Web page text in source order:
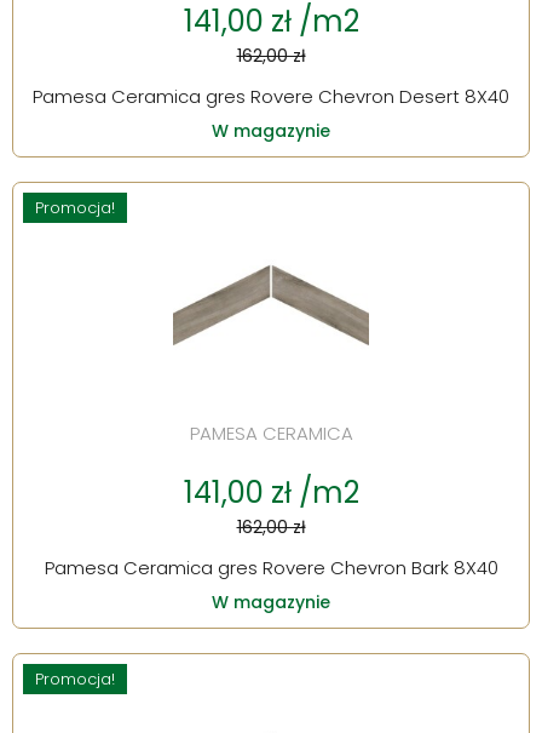
141,00 zł /m2
162,00 zł
Pamesa Ceramica gres Rovere Chevron Desert 8X40
W magazynie
Promocja!
PAMESA CERAMICA
141,00 zł /m2
162,00 zł
Pamesa Ceramica gres Rovere Chevron Bark 8X40
W magazynie
Promocja!